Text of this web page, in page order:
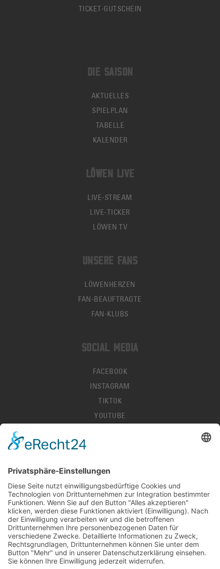
TICKET-GUTSCHEIN
DIE SAISON
AKTUELLES
SPIELPLAN
TABELLE
KALENDER
LÖWEN LIVE
LIVE-STREAM
LIVE-TICKER
LÖWEN TV
UNSERE FANS
LÖWENHERZEN
FAN-BEAUFTRAGTE
FAN-KLUBS
SOCIAL MEDIA
FACEBOOK
INSTAGRAM
TIKTOK
YOUTUBE
AGB
HALLENORDNUNG
KONTAKT
PRESSE
STELLENANGEBOTE
DEL-LIVESCORES
© 2026 LÖWEN FRANKFURT EISHOCKEY-BETRIEBS GMBH